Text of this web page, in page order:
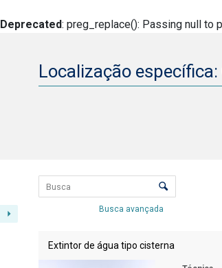
Deprecated: preg_replace(): Passing null to
Localização específica:
Lista de itens
Controle de ordenação
Busca avançada
Resultados da lista de itens
Extintor de água tipo cisterna